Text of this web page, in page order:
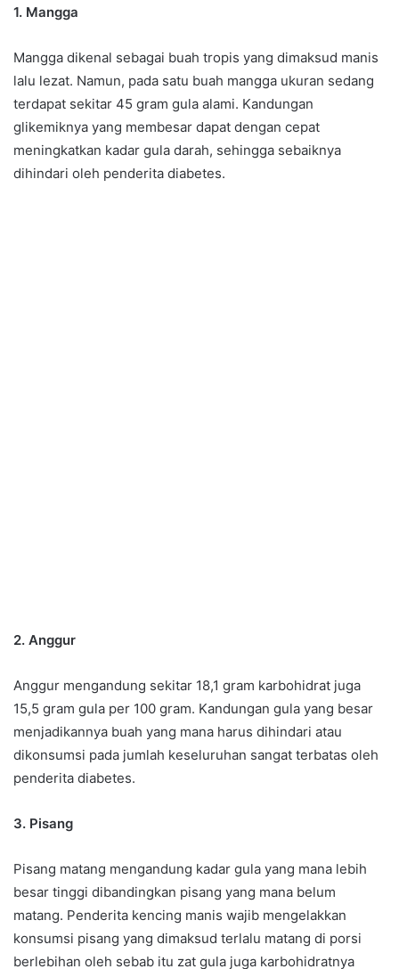
1. Mangga
Mangga dikenal sebagai buah tropis yang dimaksud manis
lalu lezat. Namun, pada satu buah mangga ukuran sedang
terdapat sekitar 45 gram gula alami. Kandungan
glikemiknya yang membesar dapat dengan cepat
meningkatkan kadar gula darah, sehingga sebaiknya
dihindari oleh penderita diabetes.
2. Anggur
Anggur mengandung sekitar 18,1 gram karbohidrat juga
15,5 gram gula per 100 gram. Kandungan gula yang besar
menjadikannya buah yang mana harus dihindari atau
dikonsumsi pada jumlah keseluruhan sangat terbatas oleh
penderita diabetes.
3. Pisang
Pisang matang mengandung kadar gula yang mana lebih
besar tinggi dibandingkan pisang yang mana belum
matang. Penderita kencing manis wajib mengelakkan
konsumsi pisang yang dimaksud terlalu matang di porsi
berlebihan oleh sebab itu zat gula juga karbohidratnya